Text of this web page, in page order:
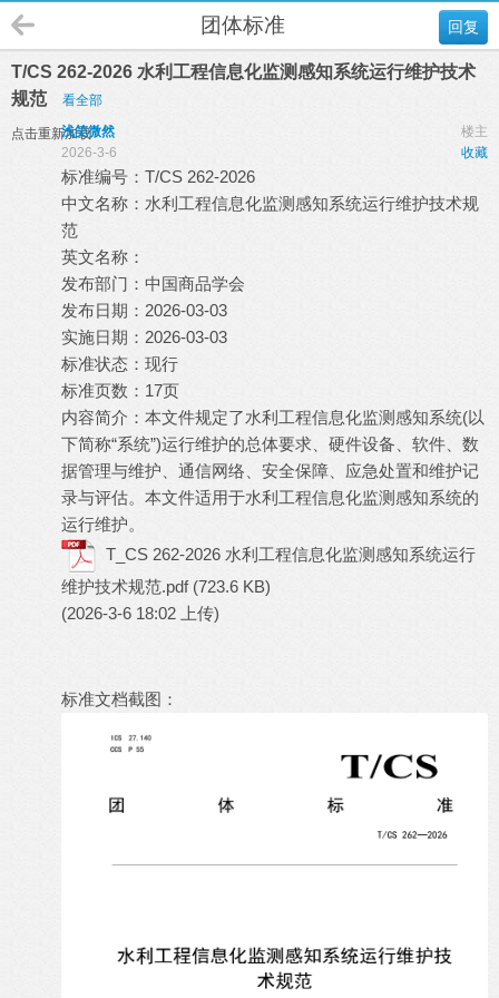
回复
团体标准
T/CS 262-2026 水利工程信息化监测感知系统运行维护技术
规范
看全部
点击重新加载 楼主
浅笑微然
收藏
2026-3-6
标准编号：T/CS 262-2026
中文名称：水利工程信息化监测感知系统运行维护技术规
范
英文名称：
发布部门：中国商品学会
发布日期：2026-03-03
实施日期：2026-03-03
标准状态：现行
标准页数：17页
内容简介：本文件规定了水利工程信息化监测感知系统(以
下简称“系统”)运行维护的总体要求、硬件设备、软件、数
据管理与维护、通信网络、安全保障、应急处置和维护记
录与评估。本文件适用于水利工程信息化监测感知系统的
运行维护。
T_CS 262-2026 水利工程信息化监测感知系统运行
维护技术规范.pdf (723.6 KB)
(2026-3-6 18:02 上传)
标准文档截图：